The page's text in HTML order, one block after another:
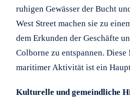
ruhigen Gewässer der Bucht
West Street machen sie zu
dem Erkunden der Geschäfte
Colborne zu entspannen.
maritimer Aktivität ist ein
Kulturelle und gemeindliche